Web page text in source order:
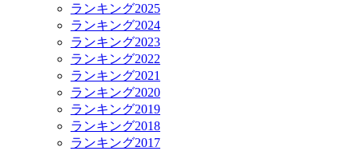
ランキング2025
ランキング2024
ランキング2023
ランキング2022
ランキング2021
ランキング2020
ランキング2019
ランキング2018
ランキング2017